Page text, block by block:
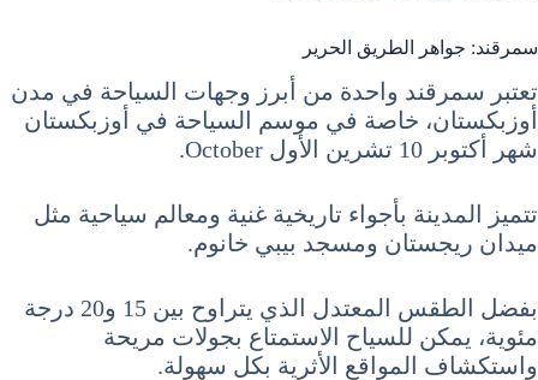
سمرقند: جواهر الطريق الحرير
تعتبر سمرقند واحدة من أبرز وجهات السياحة في مدن
أوزبكستان، خاصة في موسم السياحة في أوزبكستان
شهر أكتوبر 10 تشرين الأول October.
تتميز المدينة بأجواء تاريخية غنية ومعالم سياحية مثل
ميدان ريجستان ومسجد بيبي خانوم.
بفضل الطقس المعتدل الذي يتراوح بين 15 و20 درجة
مئوية، يمكن للسياح الاستمتاع بجولات مريحة
واستكشاف المواقع الأثرية بكل سهولة.